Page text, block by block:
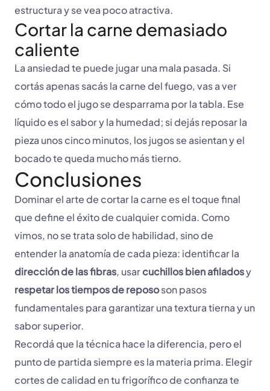
estructura y se vea poco atractiva.
Cortar la carne demasiado
caliente
La ansiedad te puede jugar una mala pasada. Si
cortás apenas sacás la carne del fuego, vas a ver
cómo todo el jugo se desparrama por la tabla. Ese
líquido es el sabor y la humedad; si dejás reposar la
pieza unos cinco minutos, los jugos se asientan y el
bocado te queda mucho más tierno.
Conclusiones
Dominar el arte de cortar la carne es el toque final
que define el éxito de cualquier comida. Como
vimos, no se trata solo de habilidad, sino de
entender la anatomía de cada pieza: identificar la
dirección de las fibras, usarcuchillos bien afiladosy
respetar los tiempos de repososon pasos
fundamentales para garantizar una textura tierna y un
sabor superior.
Recordá que la técnica hace la diferencia, pero el
punto de partida siempre es la materia prima. Elegir
cortes de calidad en tu frigorífico de confianza te